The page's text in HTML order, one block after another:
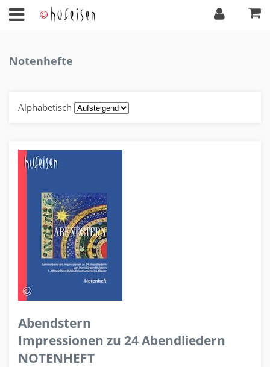
Notenhefte
Alphabetisch
Abendstern
Impressionen zu 24 Abendliedern
NOTENHEFT